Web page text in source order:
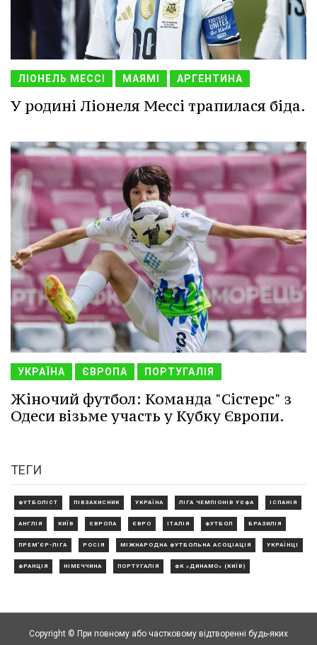
ЛІОНЕЛЬ МЕССІ МАЯМІ АРГЕНТИНА
У родині Ліонеля Мессі трапилася біда.
УКРАЇНА ЄВРОПА ПОРТУГАЛІЯ
Жіночий футбол: Команда "Сістерс" з
Одеси візьме участь у Кубку Європи.
ТЕГИ
ФУТБОЛІСТ ПІВЗАХИСНИК УКРАЇНА ЛІГА ЧЕМПІОНІВ УЄФА ІСПАНІЯ
АНГЛІЯ КИЇВ ЄВРОПА ЄВРО ІТАЛІЯ ФУТБОЛ БРАЗИЛІЯ
ПРЕМ'ЄР-ЛІГА РОСІЯ МІЖНАРОДНА ФУТБОЛЬНА АСОЦІАЦІЯ УКРАЇНЦІ
ФРАНЦІЯ НІМЕЧЧИНА ПОРТУГАЛІЯ ФК «ДИНАМО» (КИЇВ)
Copyright © При повному або частковому відтворенні будь-яких